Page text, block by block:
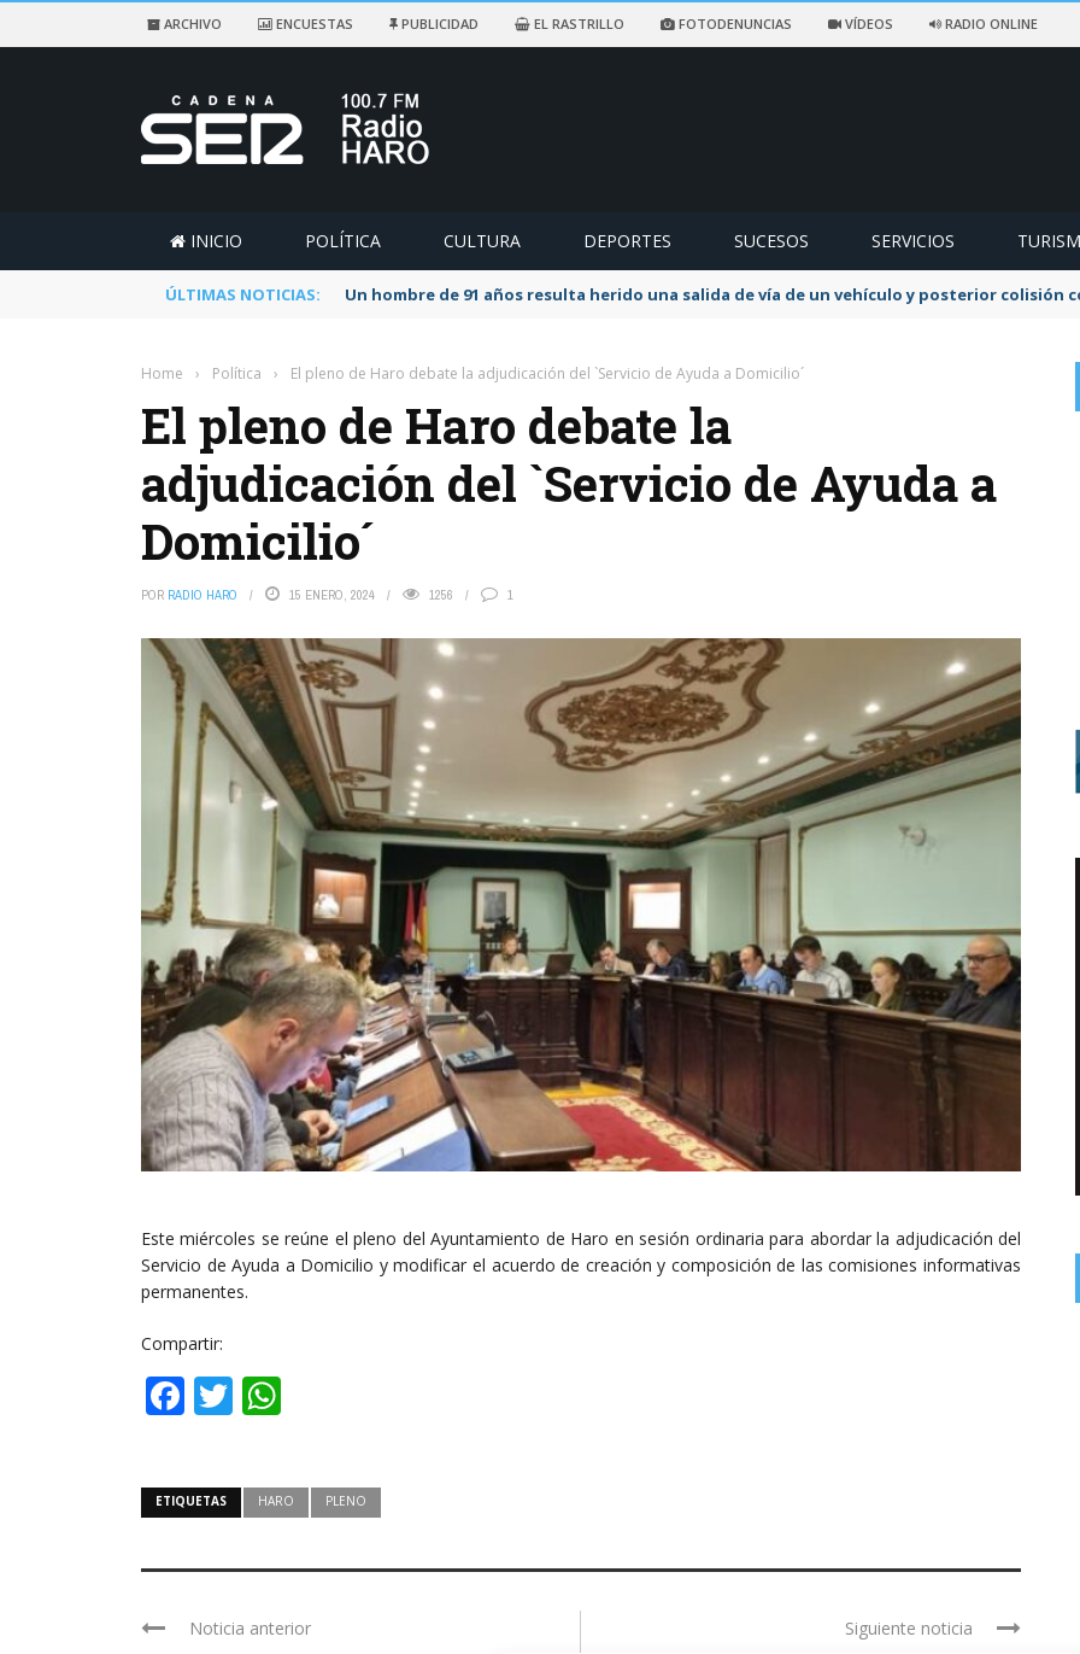
ARCHIVO ENCUESTAS PUBLICIDAD EL RASTRILLO FOTODENUNCIAS VÍDEOS RADIO ONLINE
INICIO POLÍTICA CULTURA DEPORTES SUCESOS SERVICIOS
ÚLTIMAS NOTICIAS: Un hombre de 91 años resulta herido una salida de vía de un vehículo y posterior colisión
Home › Política › El pleno de Haro debate la adjudicación del `Servicio de Ayuda a Domicilio´
El pleno de Haro debate la
adjudicación del `Servicio de Ayuda a
Domicilio´
POR RADIO HARO 15 ENERO, 2024 1256 1
Este miércoles se reúne el pleno del Ayuntamiento de Haro en sesión ordinaria para abordar la adjudicación del
Servicio de Ayuda a Domicilio y modificar el acuerdo de creación y composición de las comisiones informativas
permanentes.
Compartir:
Facebook
Twitter
ETIQUETAS HARO PLENO
Noticia anterior Siguiente noticia